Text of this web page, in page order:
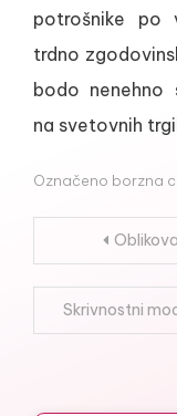
potrošnike po
trdno
bodo nenehno
na svetovnih
Označeno borzna
Skrivnostni